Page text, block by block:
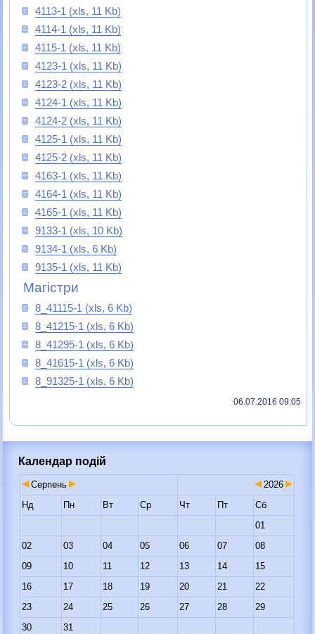
4113-1 (xls, 11 Kb)
4114-1 (xls, 11 Kb)
4115-1 (xls, 11 Kb)
4123-1 (xls, 11 Kb)
4123-2 (xls, 11 Kb)
4124-1 (xls, 11 Kb)
4124-2 (xls, 11 Kb)
4125-1 (xls, 11 Kb)
4125-2 (xls, 11 Kb)
4163-1 (xls, 11 Kb)
4164-1 (xls, 11 Kb)
4165-1 (xls, 11 Kb)
9133-1 (xls, 10 Kb)
9134-1 (xls, 6 Kb)
9135-1 (xls, 11 Kb)
Магістри
8_41115-1 (xls, 6 Kb)
8_41215-1 (xls, 6 Kb)
8_41295-1 (xls, 6 Kb)
8_41615-1 (xls, 6 Kb)
8_91325-1 (xls, 6 Kb)
06.07.2016 09:05
Календар подій
Серпень
2026
Нд
Пн Вт Ср Чт Пт
Сб
01
02
03 04 05 06 07
08
09
10 11 12 13 14
15
16
17 18 19 20 21
22
23
24 25 26 27 28
29
30
31